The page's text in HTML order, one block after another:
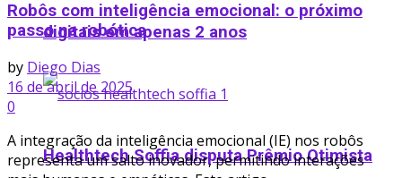
digitais em apenas 2 anos
Healthtech Soffia disputa Prêmio Otimista
Robôs com inteligência emocional: o próximo
passo na robótica
by Diego Dias
16 de abril de 2025
0
A integração da inteligência emocional (IE) nos robôs
representa um salto inovador, permitindo interações